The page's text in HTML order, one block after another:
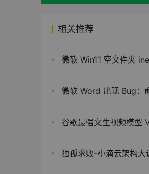
相关推荐
微软 Win11 空文件夹 inetpub
微软 Word 出现 Bug：
谷歌最强文生视频模型
独孤求败-小滴云架构大